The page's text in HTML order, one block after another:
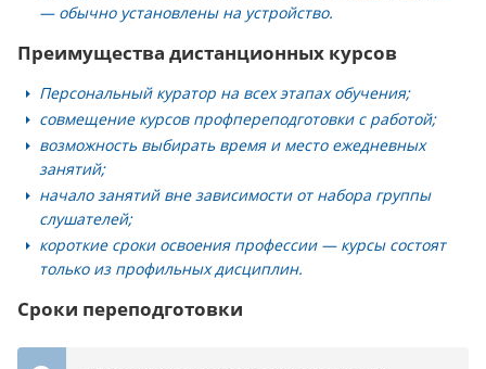
— обычно установлены на устройство.
Преимущества дистанционных курсов
Персональный куратор на всех этапах обучения;
совмещение курсов профпереподготовки с работой;
возможность выбирать время и место ежедневных
занятий;
начало занятий вне зависимости от набора группы
слушателей;
короткие сроки освоения профессии — курсы состоят
только из профильных дисциплин.
Сроки переподготовки